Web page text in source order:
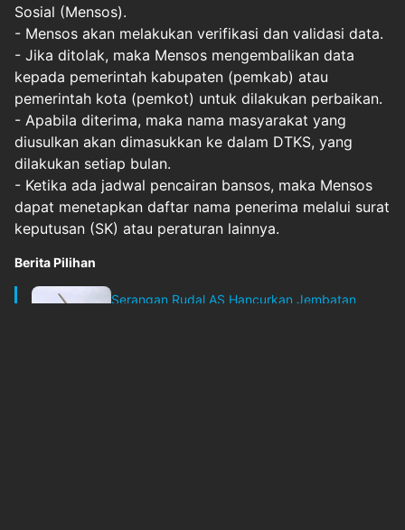
Sosial (Mensos).
- Mensos akan melakukan verifikasi dan validasi data.
- Jika ditolak, maka Mensos mengembalikan data
kepada pemerintah kabupaten (pemkab) atau
pemerintah kota (pemkot) untuk dilakukan perbaikan.
- Apabila diterima, maka nama masyarakat yang
diusulkan akan dimasukkan ke dalam DTKS, yang
dilakukan setiap bulan.
- Ketika ada jadwal pencairan bansos, maka Mensos
dapat menetapkan daftar nama penerima melalui surat
keputusan (SK) atau peraturan lainnya.
Berita Pilihan
Serangan Rudal AS Hancurkan Jembatan